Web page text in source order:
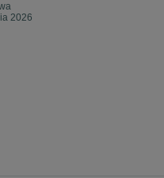
2026